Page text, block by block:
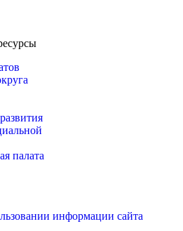
палата
информации сайта